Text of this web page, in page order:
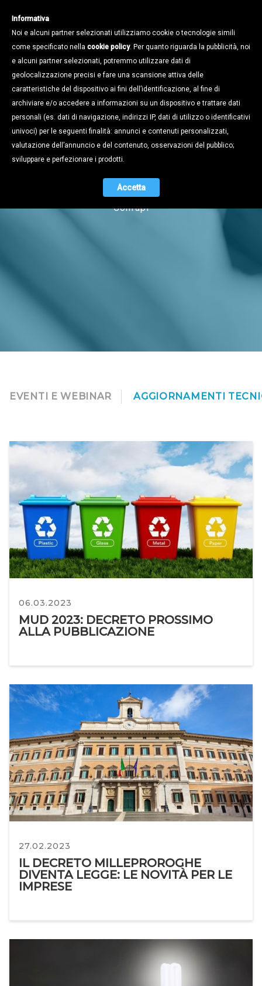
Notizie
Naviga tra i contenuti dell'universo
Confapi
EVENTI E WEBINAR AGGIORNAMENTI
06.03.2023
MUD 2023: DECRETO PROSSIMO
ALLA PUBBLICAZIONE
27.02.2023
IL DECRETO MILLEPROROGHE
DIVENTA LEGGE: LE NOVITÀ PER LE
IMPRESE
Informativa
Noi e alcuni partner selezionati utilizziamo cookie o tecnologie simili
come specificato nella cookie policy. Per quanto riguarda la pubblicità, noi
e alcuni partner selezionati, potremmo utilizzare dati di
geolocalizzazione precisi e fare una scansione attiva delle
caratteristiche del dispositivo ai fini dell’identificazione, al fine di
archiviare e/o accedere a informazioni su un dispositivo e trattare dati
personali (es. dati di navigazione, indirizzi IP, dati di utilizzo o identificativi
univoci) per le seguenti finalità: annunci e contenuti personalizzati,
valutazione dell’annuncio e del contenuto, osservazioni del pubblico;
sviluppare e perfezionare i prodotti.
Accetta